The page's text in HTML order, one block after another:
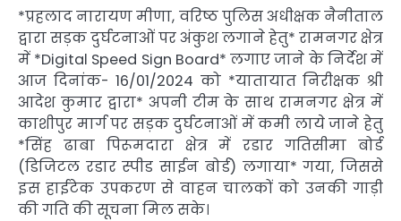
*प्रहलाद नारायण मीणा, वरिष्ठ पुलिस अधीक्षक नैनीताल
द्वारा सड़क दुर्घटनाओं पर अंकुश लगाने हेतु* रामनगर क्षेत्र
में *Digital Speed Sign Board* लगाए जाने के निर्देश में
आज दिनांक- 16/01/2024 को *यातायात निरीक्षक श्री
आदेश कुमार द्वारा* अपनी टीम के साथ रामनगर क्षेत्र में
काशीपुर मार्ग पर सड़क दुर्घटनाओं में कमी लाये जाने हेतु
*सिंह ढाबा पिरूमदारा क्षेत्र में रडार गतिसीमा बोर्ड
(डिजिटल रडार स्पीड साईन बोर्ड) लगाया* गया, जिससे
इस हाईटेक उपकरण से वाहन चालकों को उनकी गाड़ी
की गति की सूचना मिल सके।